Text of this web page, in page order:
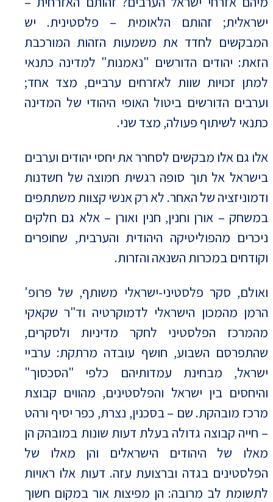
ישראלית; זהותם הלאומית – פלסטינית. יש
המבקשים לחדד את משמעות הזהות המורכבת
הזאת: יהודים הדורשים "נאמנות" למדינה כתנאי
למתן זכויות שוות לאזרחים ערביים, מצד אחד;
וערבים הדורשים ביטול האופי היהודי של המדינה
כתנאי לשיתוף פעולה, מצד שני.
אלו גם אלו מבקשים לסחרר את יחסי יהודים וערבים
בישראל אל תוך סופה רגשית חמוצה של חשדנות
ודמוניזציה של האחר. לא רק אנשי קצוות משתתפים
במשחק – אורן וחנין, חנין ואורן – אלא גם חלקים
ניכרים מהפוליטיקה היהודית והערבית, שחופרים
וקודחים במכרות השנאה והזרות.
ואולם, סקר פלסטיני-ישראלי משותף, של פרופ'
הרמן מהמכון הישראלי לדמוקרטיה וד"ר שקאקי
מהמרכז הפלסטיני לחקר מדיניות ולסקרים,
שהתפרסם השבוע, חושף עובדה מרתקת: ערביי
ישראל, מבחינת עמדותיהם כלפי "הסכסוך"
והיחסים בין ישראל והפלסטינים, מהווים קבוצת
מרכז מובהקת. שם – בסכנין, נצרת, כפר יסיף ורהט
– חייה קבוצה גדולה בעלת דעות שונות במובהק הן
מאלו של היהודים הישראלים והן מאלו של
הפלסטינים בגדה וברצועת עזה. דעות אלו ראויות
לתשומת לב מרובה: הן מפיצות אור במקום חשוך